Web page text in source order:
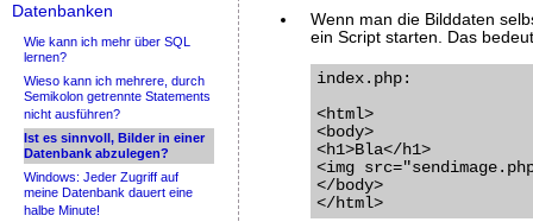
Datenbanken
Wie kann ich mehr über SQL
lernen?
Wieso kann ich mehrere, durch
Semikolon getrennte Statements
nicht ausführen?
Ist es sinnvoll, Bilder in einer
Datenbank abzulegen?
Windows: Jeder Zugriff auf
meine Datenbank dauert eine
halbe Minute!
Wenn man die Bilddaten
ein Script starten. Das
index.php:
<html>
<body>
<h1>Bla</h1>
<img
</body>